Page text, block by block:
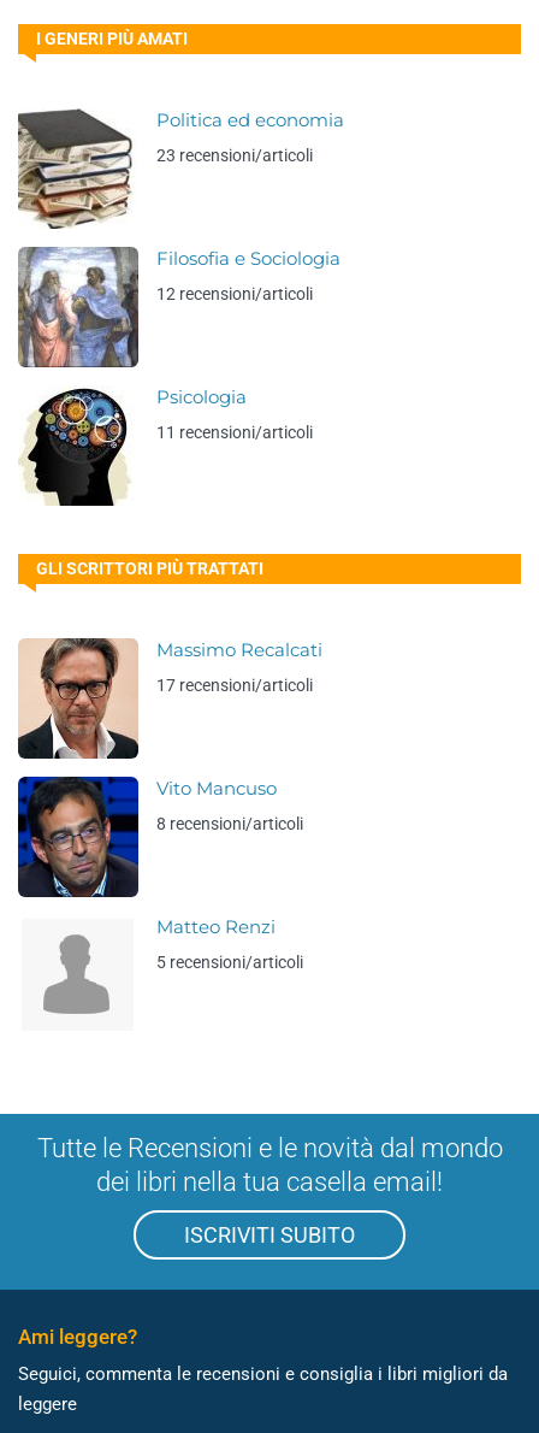
I GENERI PIÙ AMATI
Politica ed economia
23 recensioni/articoli
Filosofia e Sociologia
12 recensioni/articoli
Psicologia
11 recensioni/articoli
GLI SCRITTORI PIÙ TRATTATI
Massimo Recalcati
17 recensioni/articoli
Vito Mancuso
8 recensioni/articoli
Matteo Renzi
5 recensioni/articoli
Tutte le Recensioni e le novità dal mondo
dei libri nella tua casella email!
ISCRIVITI SUBITO
Ami leggere?
Seguici, commenta le recensioni e consiglia i libri migliori da
leggere